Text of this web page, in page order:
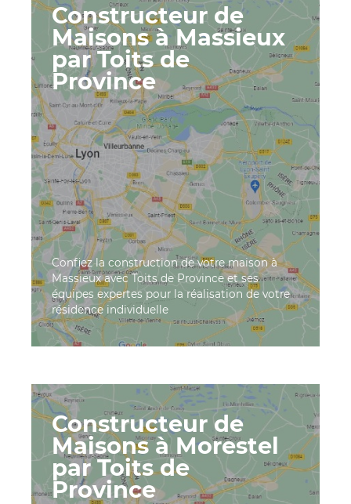
Constructeur de
Maisons à Massieux
par Toits de
Province
Confiez la construction de votre maison à
Massieux avec Toits de Province et ses
équipes expertes pour la réalisation de votre
résidence individuelle
Constructeur de
Maisons à Morestel
par Toits de
Province